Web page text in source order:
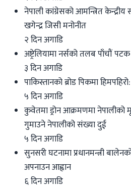
नेपाली कांग्रेसको आमन्त्रित
खगेन्द्र जिसी मनोनीत
२ दिन अगाडि
अष्ट्रेलियामा नर्सको तलब पाँचौं
३ दिन अगाडि
पाकिस्तानको ब्रोड पिकमा
५ दिन अगाडि
कुवेतमा ड्रोन आक्रमणमा नेपालीको
गुमाउने नेपालीको संख्या दुई
५ दिन अगाडि
सुनसरी घटनामा प्रधानमन्त्री
अपनाउन आह्वान
६ दिन अगाडि